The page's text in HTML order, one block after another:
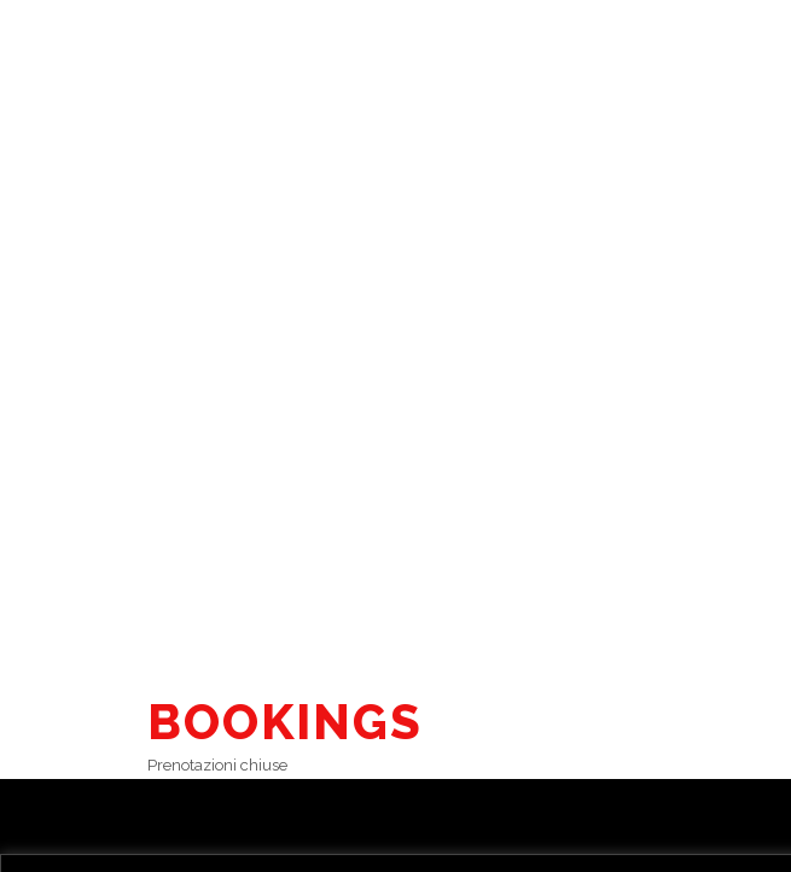
BOOKINGS
Prenotazioni chiuse